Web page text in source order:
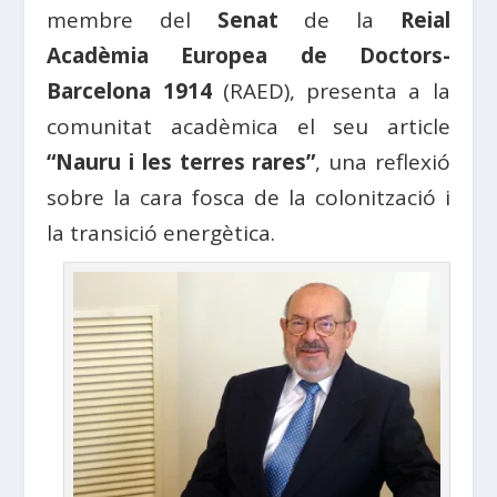
membre del Senat de la Reial
Acadèmia Europea de Doctors-
Barcelona 1914(RAED), presenta a la
comunitat acadèmica el seu article
“Nauru i les terres rares”, una reflexió
sobre la cara fosca de la colonització i
la transició energètica.